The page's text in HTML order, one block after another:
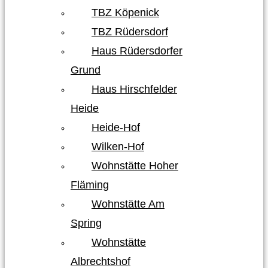
TBZ Köpenick
TBZ Rüdersdorf
Haus Rüdersdorfer
Grund
Haus Hirschfelder
Heide
Heide-Hof
Wilken-Hof
Wohnstätte Hoher
Fläming
Wohnstätte Am
Spring
Wohnstätte
Albrechtshof